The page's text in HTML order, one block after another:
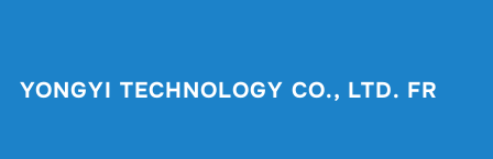
YONGYI TECHNOLOGY CO., LTD. FR